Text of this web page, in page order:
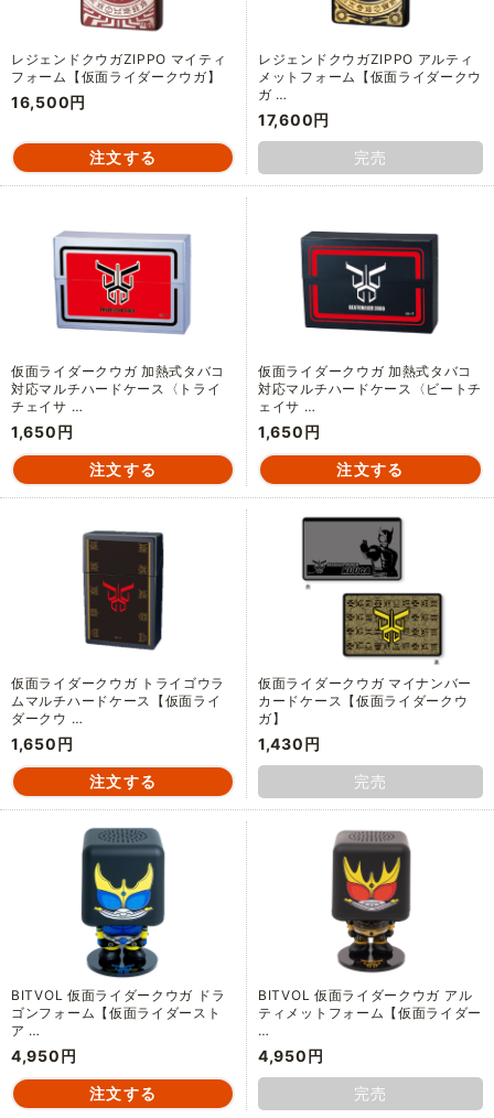
レジェンドクウガZIPPO マイティ
フォーム【仮面ライダークウガ】
16,500円
レジェンドクウガZIPPO アルティ
メットフォーム【仮面ライダークウ
ガ …
17,600円
完売
仮面ライダークウガ 加熱式タバコ
対応マルチハードケース〈トライ
チェイサ …
1,650円
仮面ライダークウガ 加熱式タバコ
対応マルチハードケース〈ビートチ
ェイサ …
1,650円
仮面ライダークウガ トライゴウラ
ムマルチハードケース【仮面ライ
ダークウ …
1,650円
仮面ライダークウガ マイナンバー
カードケース【仮面ライダークウ
ガ】
1,430円
完売
BITVOL 仮面ライダークウガ ドラ
ゴンフォーム【仮面ライダースト
ア …
4,950円
BITVOL 仮面ライダークウガ アル
ティメットフォーム【仮面ライダー
…
4,950円
完売